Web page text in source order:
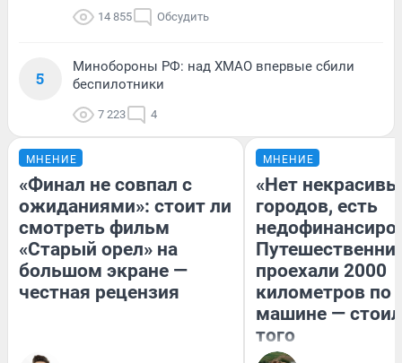
14 855 Обсудить
5
Минобороны РФ: над ХМАО впервые сбили
беспилотники
7 223 4
МНЕНИЕ
«Финал не совпал с
ожиданиями»: стоит ли
смотреть фильм
«Старый орел» на
большом экране —
честная рецензия
МНЕНИЕ
«Нет
городов, есть
проехали 2000
километров по
машине —
того